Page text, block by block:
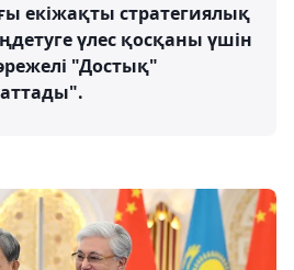
екіжақты стратегиялық
үлес қосқаны үшін
"Достық"